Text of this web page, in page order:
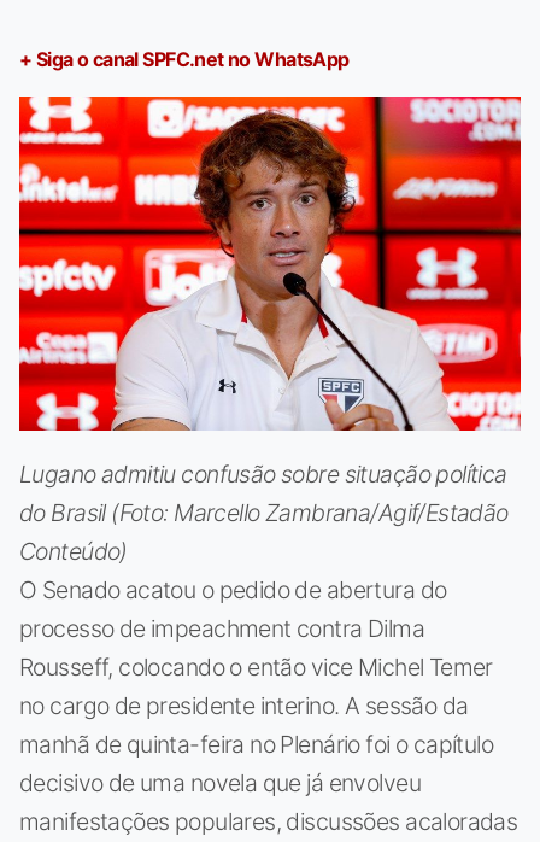
+ Siga o canal SPFC.net no WhatsApp
Lugano admitiu confusão sobre situação política
do Brasil (Foto: Marcello Zambrana/Agif/Estadão
Conteúdo)
O Senado acatou o pedido de abertura do
processo de impeachment contra Dilma
Rousseff, colocando o então vice Michel Temer
no cargo de presidente interino. A sessão da
manhã de quinta-feira no Plenário foi o capítulo
decisivo de uma novela que já envolveu
manifestações populares, discussões acaloradas